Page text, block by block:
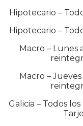
Hipotecario –
Hipotecario –
Macro – Lunes
Macro –
Galicia – Todos